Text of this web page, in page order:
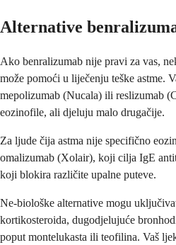
Alternative
Ako benralizumab nije pravi za vas,
može pomoći u liječenju teške astme.
mepolizumab (Nucala) ili reslizumab
eozinofile, ali djeluju malo drugačije.
Za ljude čija astma nije specifično
omalizumab (Xolair), koji cilja IgE
koji blokira različite upalne puteve.
Ne-biološke alternative mogu
kortikosteroida, dugodjelujuće
poput montelukasta ili teofilina. Vaš